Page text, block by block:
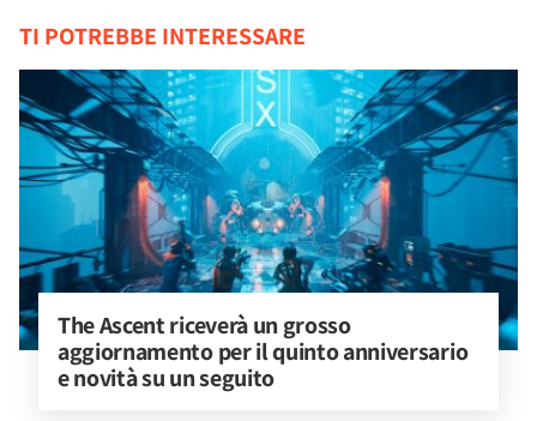
TI POTREBBE INTERESSARE
The Ascent riceverà un grosso
aggiornamento per il quinto anniversario
e novità su un seguito